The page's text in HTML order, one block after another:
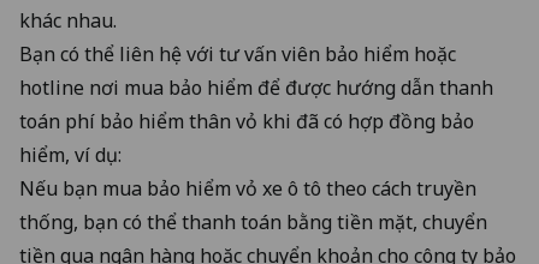
khác nhau.
Bạn có thể liên hệ với tư vấn viên bảo hiểm hoặc
hotline nơi mua bảo hiểm để được hướng dẫn thanh
toán phí bảo hiểm thân vỏ khi đã có hợp đồng bảo
hiểm, ví dụ:
Nếu bạn mua bảo hiểm vỏ xe ô tô theo cách truyền
thống, bạn có thể thanh toán bằng tiền mặt, chuyển
tiền qua ngân hàng hoặc chuyển khoản cho công ty bảo